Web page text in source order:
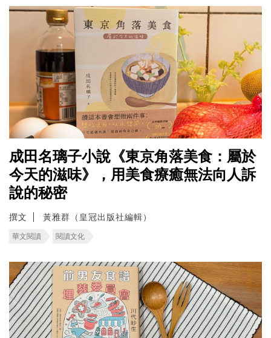
成田名璃子小說《東京角落美食：屬於
今天的滋味》，用美食療癒無法向人訴
說的秘密
撰文 黃雅群（皇冠出版社編輯）
華文閱讀 閱讀文化